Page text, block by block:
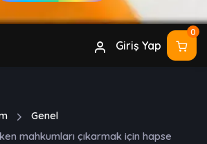
Giriş Yap
0
Genel
mahkumları çıkarmak için hapse